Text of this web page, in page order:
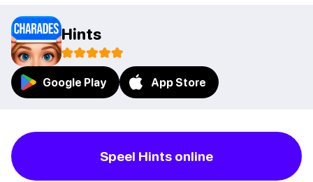
Hints
Google Play App Store
Speel Hints online